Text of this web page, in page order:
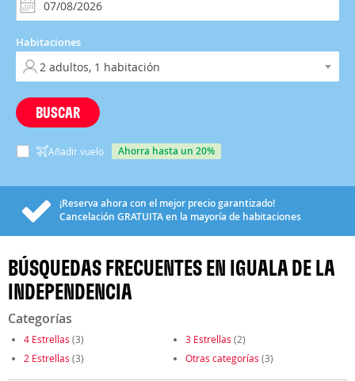
Habitaciones
BUSCAR
Añadir vuelo ahorra hasta un 20%
¡Reserva ahora con el mejor precio garantizado!
Cancelación GRATUITAen la mayoría de habitaciones
BÚSQUEDAS FRECUENTES EN IGUALA DE LA
INDEPENDENCIA
Categorías
4 Estrellas (3) 3 Estrellas (2)
2 Estrellas (3) Otras categorías (3)